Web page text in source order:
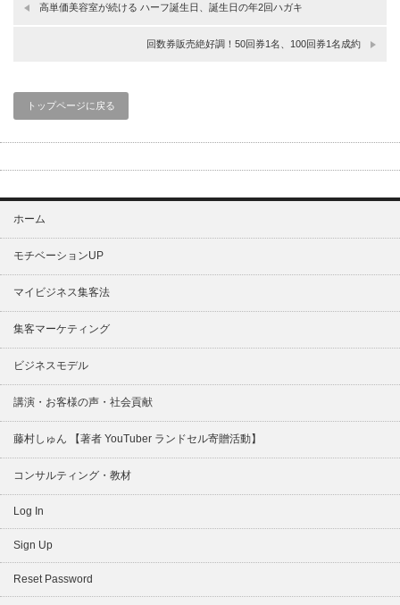
高単価美容室が続ける ハーフ誕生日、誕生日の年2回ハガキ
回数券販売絶好調！50回券1名、100回券1名成約
トップページに戻る
ホーム
モチベーションUP
マイビジネス集客法
集客マーケティング
ビジネスモデル
講演・お客様の声・社会貢献
藤村しゅん 【著者 YouTuber ランドセル寄贈活動】
コンサルティング・教材
Log In
Sign Up
Reset Password